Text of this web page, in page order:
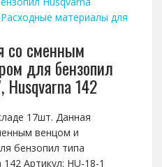
Расходные материалы для
со сменным
для бензопил
Husqvarna 142
17шт. Данная
венцом и
бензопил типа
Артикул: HU-18-1